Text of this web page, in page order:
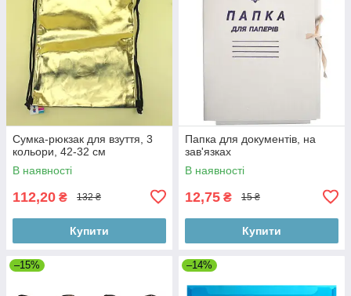
Сумка-рюкзак для взуття, 3
кольори, 42-32 см
В наявності
112,20 ₴ 132 ₴
Купити
Папка для документів, на
зав'язках
В наявності
12,75 ₴ 15 ₴
Купити
–15% –14%